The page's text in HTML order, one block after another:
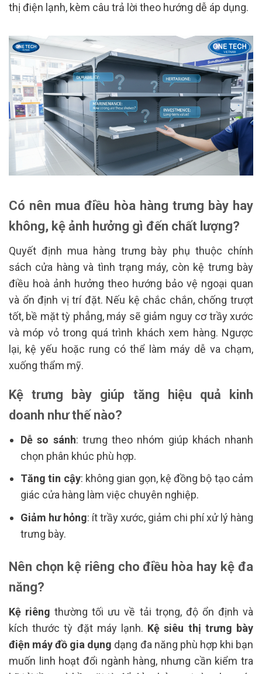
thị điện lạnh, kèm câu trả lời theo hướng dễ áp dụng.
Có nên mua điều hòa hàng trưng bày hay
không, kệ ảnh hưởng gì đến chất lượng?
Quyết định mua hàng trưng bày phụ thuộc chính
sách cửa hàng và tình trạng máy, còn kệ trưng bày
điều hoà ảnh hưởng theo hướng bảo vệ ngoại quan
và ổn định vị trí đặt. Nếu kệ chắc chắn, chống trượt
tốt, bề mặt tỳ phẳng, máy sẽ giảm nguy cơ trầy xước
và móp vỏ trong quá trình khách xem hàng. Ngược
lại, kệ yếu hoặc rung có thể làm máy dễ va chạm,
xuống thẩm mỹ.
Kệ trưng bày giúp tăng hiệu quả kinh
doanh như thế nào?
Dễ so sánh: trưng theo nhóm giúp khách nhanh
chọn phân khúc phù hợp.
Tăng tin cậy: không gian gọn, kệ đồng bộ tạo cảm
giác cửa hàng làm việc chuyên nghiệp.
Giảm hư hỏng: ít trầy xước, giảm chi phí xử lý hàng
trưng bày.
Nên chọn kệ riêng cho điều hòa hay kệ đa
năng?
Kệ riêng thường tối ưu về tải trọng, độ ổn định và
kích thước tỳ đặt máy lạnh. Kệ siêu thị trưng bày
điện máy đồ gia dụng dạng đa năng phù hợp khi bạn
muốn linh hoạt đổi ngành hàng, nhưng cần kiểm tra